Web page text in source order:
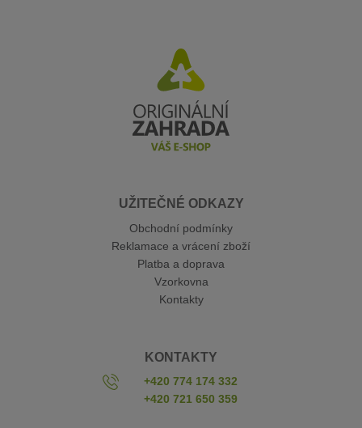
UŽITEČNÉ ODKAZY
Obchodní podmínky
Reklamace a vrácení zboží
Platba a doprava
Vzorkovna
Kontakty
KONTAKTY
+420 774 174 332
+420 721 650 359